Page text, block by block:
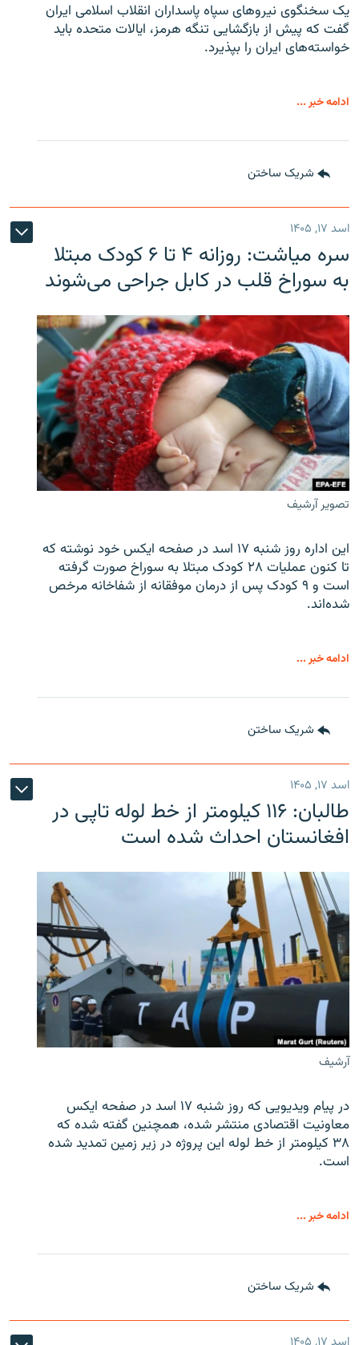
یک سخنگوی نیروهای سپاه پاسداران انقلاب اسلامی ایران
گفت که پیش از بازگشایی تنگه هرمز، ایالات متحده باید
خواسته‌های ایران را بپذیرد.
ادامه خبر ...
شریک ساختن
اسد ۱۷, ۱۴۰۵
سره‌ میاشت: روزانه ۴ تا ۶ کودک مبتلا
به سوراخ قلب در کابل جراحی می‌شوند
تصویر آرشیف
این اداره روز شنبه ۱۷ اسد در صفحه ایکس خود نوشته که
تا کنون عملیات ۲۸ کودک مبتلا به سوراخ صورت گرفته
است و ۹ کودک پس از درمان موفقانه از شفاخانه مرخص
شده‌اند.
ادامه خبر ...
شریک ساختن
اسد ۱۷, ۱۴۰۵
طالبان: ۱۱۶ کیلومتر از خط لوله تاپی در
افغانستان احداث شده است
آرشیف
در پیام ویدیویی که روز شنبه ۱۷ اسد در صفحه ایکس
معاونیت اقتصادی منتشر شده، همچنین گفته شده که
۳۸ کیلومتر از خط لوله این پروژه در زیر زمین تمدید شده
است.
ادامه خبر ...
شریک ساختن